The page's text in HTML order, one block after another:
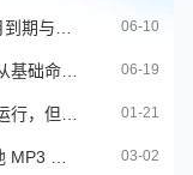
06-10
06-19
01-21
03-02